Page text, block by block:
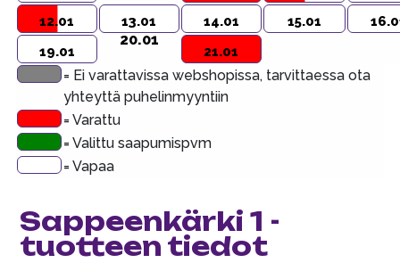
12.01
13.01 14.01 15.01
19.01
20.01
21.01
= Ei varattavissa webshopissa, tarvittaessa ota
yhteyttä puhelinmyyntiin
= Varattu
= Valittu saapumispvm
= Vapaa
Sappeenkärki 1 -
tuotteen tiedot